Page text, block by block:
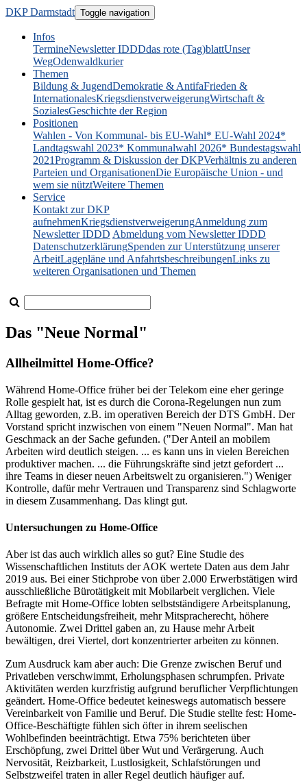
DKP Darmstadt Toggle navigation
Infos
TermineNewsletter IDDDdas rote (Tag)blattUnser
WegOdenwaldkurier
Themen
Bildung & JugendDemokratie & AntifaFrieden &
InternationalesKriegsdienstverweigerungWirtschaft &
SozialesGeschichte der Region
Positionen
Wahlen - Von Kommunal- bis EU-Wahl* EU-Wahl 2024*
Landtagswahl 2023* Kommunalwahl 2026* Bundestagswahl
2021Programm & Diskussion der DKPVerhältnis zu anderen
Parteien und OrganisationenDie Europäische Union - und
wem sie nütztWeitere Themen
Service
Kontakt zur DKP
aufnehmenKriegsdienstverweigerungAnmeldung zum
Newsletter IDDD Abmeldung vom Newsletter IDDD
DatenschutzerklärungSpenden zur Unterstützung unserer
ArbeitLagepläne und AnfahrtsbeschreibungenLinks zu
weiteren Organisationen und Themen
Das "Neue Normal"
Allheilmittel Home-Office?
Während Home-Office früher bei der Telekom eine eher geringe
Rolle gespielt hat, ist es durch die Corona-Regelungen nun zum
Alltag geworden, z.B. im operativen Bereich der DTS GmbH. Der
Vorstand spricht inzwischen von einem "Neuen Normal". Man hat
Geschmack an der Sache gefunden. ("Der Anteil an mobilem
Arbeiten wird deutlich steigen. ... es kann uns in vielen Bereichen
produktiver machen. ... die Führungskräfte sind jetzt gefordert ...
ihre Teams in dieser neuen Arbeitswelt zu organisieren.") Weniger
Kontrolle, dafür mehr Vertrauen und Transparenz sind Schlagworte
in diesem Zusammenhang. Das klingt gut.
Untersuchungen zu Home-Office
Aber ist das auch wirklich alles so gut? Eine Studie des
Wissenschaftlichen Instituts der AOK wertete Daten aus dem Jahr
2019 aus. Bei einer Stichprobe von über 2.000 Erwerbstätigen wird
ausschließliche Bürotätigkeit mit Mobilarbeit verglichen. Viele
Befragte mit Home-Office lobten selbstständigere Arbeitsplanung,
größere Entscheidungsfreiheit, mehr Mitspracherecht, höhere
Autonomie. Zwei Drittel gaben an, zu Hause mehr Arbeit
bewältigen, drei Viertel, dort konzentrierter arbeiten zu können.
Zum Ausdruck kam aber auch: Die Grenze zwischen Beruf und
Privatleben verschwimmt, Erholungsphasen schrumpfen. Private
Aktivitäten werden kurzfristig aufgrund beruflicher Verpflichtungen
geändert. Home-Office bedeutet keineswegs automatisch bessere
Vereinbarkeit von Familie und Beruf. Die Studie stellte fest: Home-
Office-Beschäftigte fühlen sich öfter in ihrem seelischen
Wohlbefinden beeinträchtigt. Etwa 75% berichteten über
Erschöpfung, zwei Drittel über Wut und Verärgerung. Auch
Nervosität, Reizbarkeit, Lustlosigkeit, Schlafstörungen und
Selbstzweifel traten in aller Regel deutlich häufiger auf.